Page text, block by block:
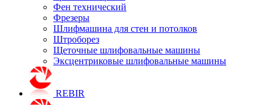
Фен технический
Фрезеры
Шлифмашина для стен и потолков
Штроборез
Щеточные шлифовальные машины
Эксцентриковые шлифовальные машины
REBIR